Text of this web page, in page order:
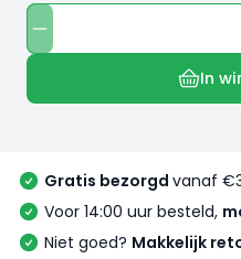
In
Gratis bezorgd vanaf
Voor 14:00 uur besteld,
Niet goed? Makkelijk